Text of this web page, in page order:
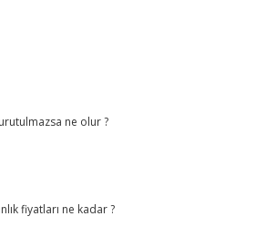
ne olur ?
fiyatları ne kadar ?